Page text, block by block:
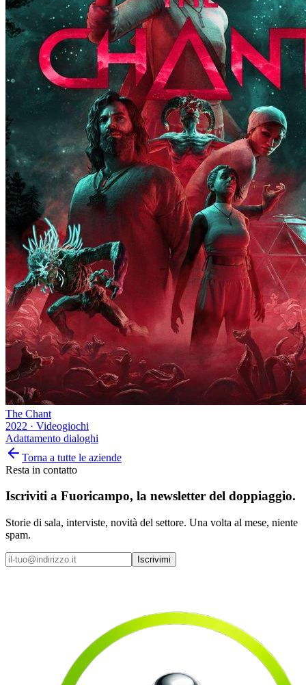
The Chant
2022 · Videogiochi
Adattamento dialoghi
Torna a tutte le aziende
Resta in contatto
Iscriviti a Fuoricampo, la newsletter del doppiaggio.
Storie di sala, interviste, novità del settore. Una volta al mese, niente
spam.
Iscrivimi